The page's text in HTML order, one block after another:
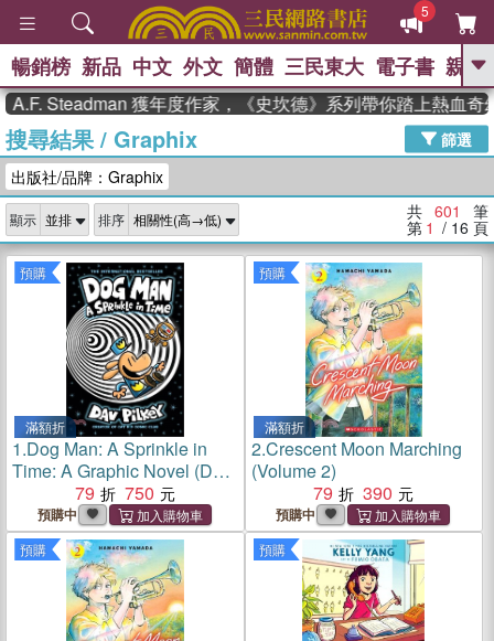
5
GO
The Odyssey 、
父親節 、 如果歷史是一群喵 、 暑期
念華 、 台灣的李登輝時代 、 數學女
孩：黎曼猜想
偉大的迷走神經
暢銷榜 新品 中文 外文 簡體 三民東大 電子書 親子
獲年度作家，《史坎德》系列帶你踏上熱血奇幻旅程
搜尋結果/ Graphix
篩選
出版社/品牌：Graphix
顯示 排序 共 601 筆
第 1 / 16 頁
預購
滿額折
1.Dog Man: A Sprinkle in
Time: A Graphic Novel (Dog
Man #15): From the Creator
of Captain Underpants
79 750
預購中
預購
滿額折
2.Crescent Moon Marching
(Volume 2)
79
390
預購中
預購 預購